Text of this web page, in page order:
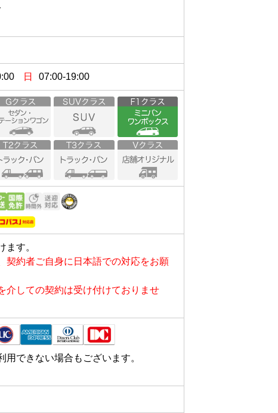
日 07:00-19:00
ます。
契約者ご自身に日本語での対応をお願
介しての契約は受け付けておりませ
用できない場合もございます。